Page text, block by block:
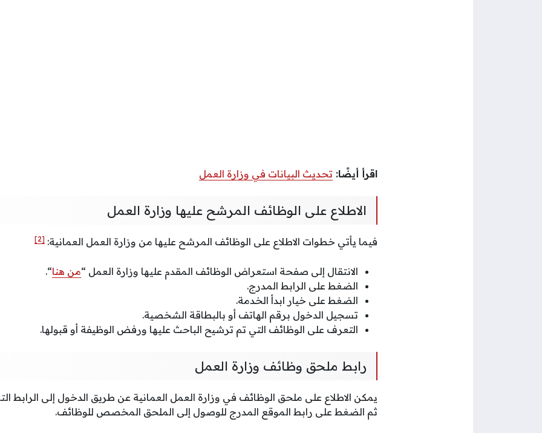
اقرأ أيضًا: تحديث البيانات في وزارة العمل
الاطلاع على الوظائف المرشح عليها وزارة العمل
فيما يأتي خطوات الاطلاع على الوظائف المرشح عليها من وزارة العمل العمانية: [2]
الانتقال إلى صفحة استعراض الوظائف المقدم عليها وزارة العمل “من هنا“.
الضغط على الرابط المدرج.
الضغط على خيار ابدأ الخدمة.
تسجيل الدخول برقم الهاتف أو بالبطاقة الشخصية.
التعرف على الوظائف التي تم ترشيح الباحث عليها ورفض الوظيفة أو قبولها.
رابط ملحق وظائف وزارة العمل
يمكن الاطلاع على ملحق الوظائف في وزارة العمل العمانية عن طريق الدخول إلى الرابط
ثم الضغط على رابط الموقع المدرج للوصول إلى الملحق المخصص للوظائف.